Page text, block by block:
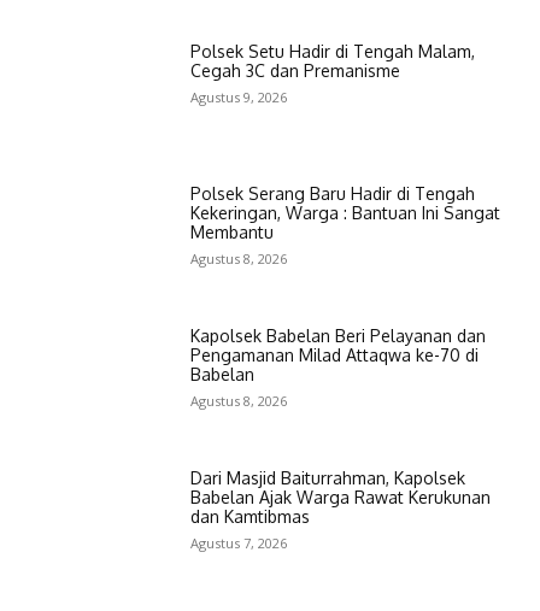
Polsek Setu Hadir di Tengah Malam,
Cegah 3C dan Premanisme
Agustus 9, 2026
Polsek Serang Baru Hadir di Tengah
Kekeringan, Warga : Bantuan Ini Sangat
Membantu
Agustus 8, 2026
Kapolsek Babelan Beri Pelayanan dan
Pengamanan Milad Attaqwa ke-70 di
Babelan
Agustus 8, 2026
Dari Masjid Baiturrahman, Kapolsek
Babelan Ajak Warga Rawat Kerukunan
dan Kamtibmas
Agustus 7, 2026